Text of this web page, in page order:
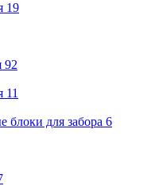
19
92
11
блоки для забора 6